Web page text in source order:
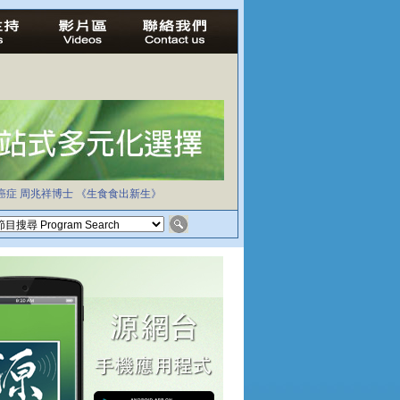
症 周兆祥博士 《生食食出新生》